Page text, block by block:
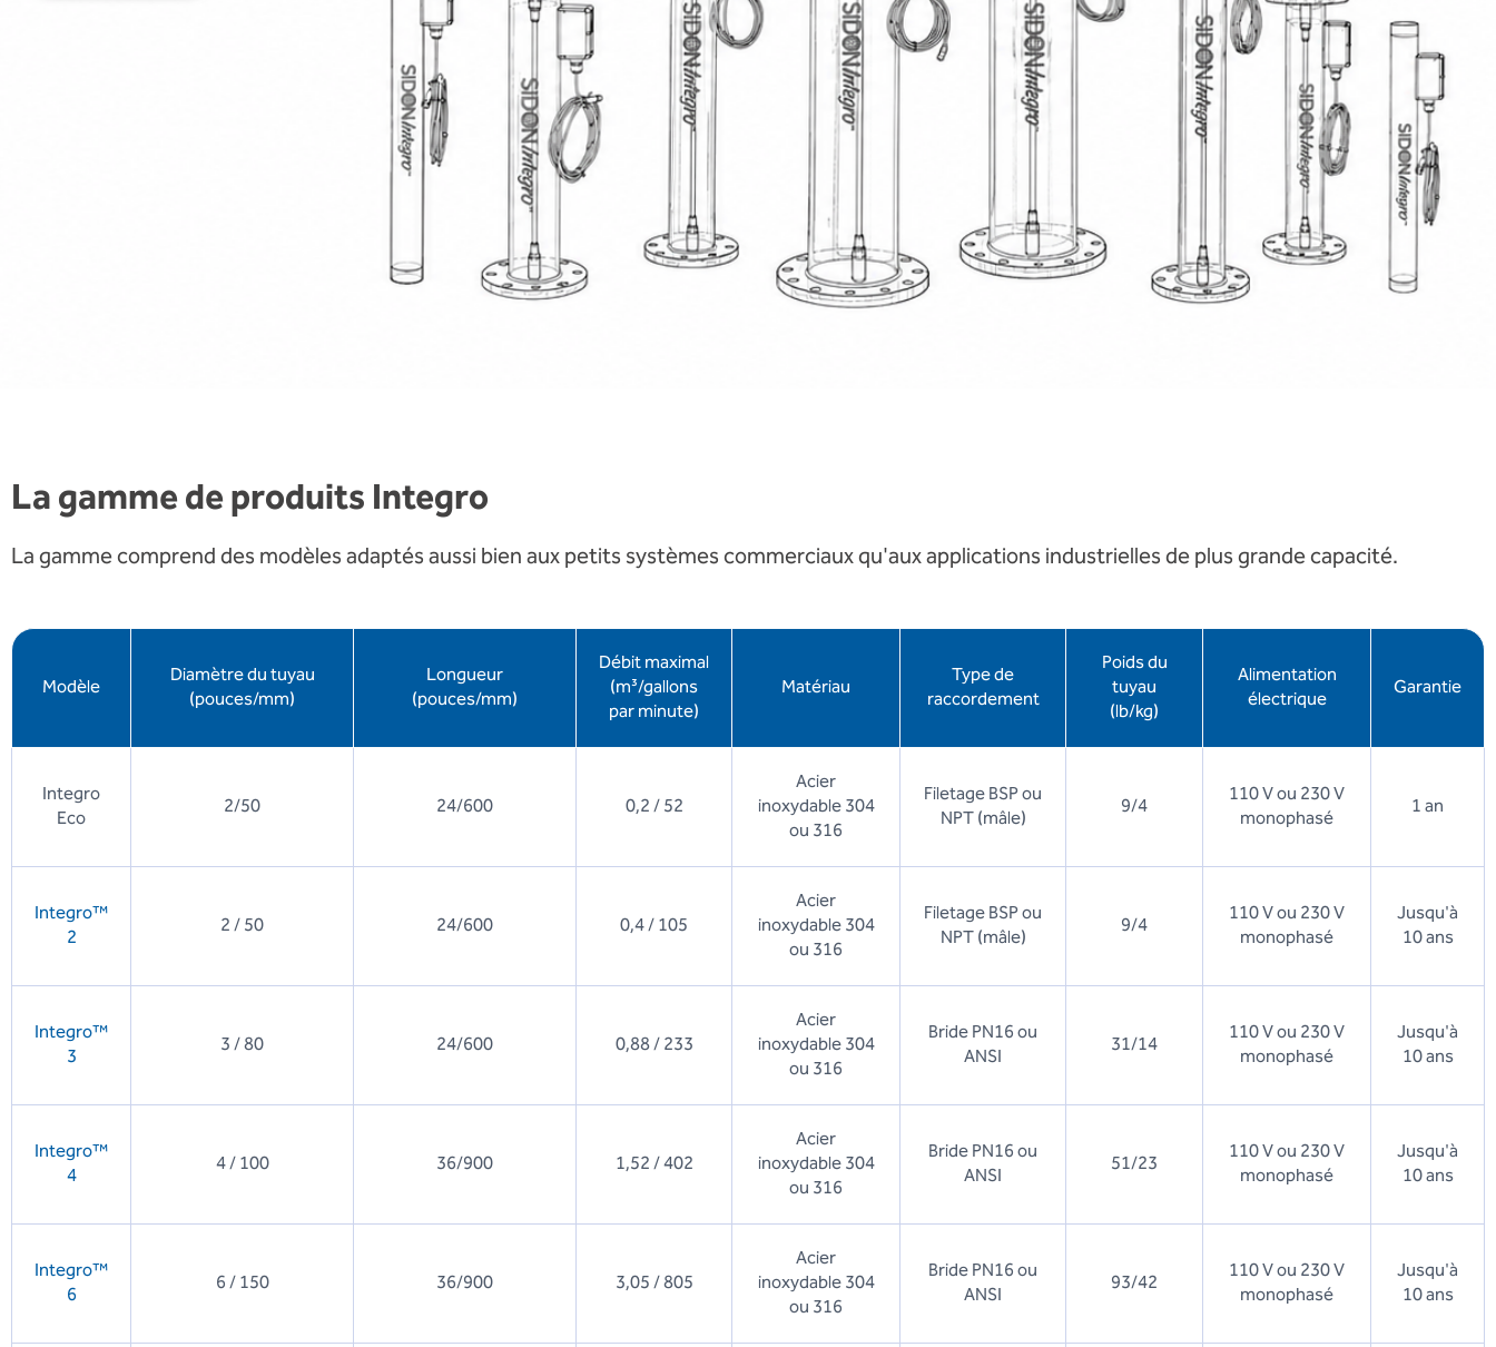
La gamme de produits Integro
La gamme comprend des modèles adaptés aussi bien aux petits systèmes commerciaux qu'aux applications industrielles de plus grande capacité.
Modèle
Diamètre du tuyau
(pouces/mm)
Longueur
(pouces/mm)
Débit maximal
(m³/gallons
par minute)
Matériau
Type de
raccordement
Poids du
tuyau
(lb/kg)
Alimentation
électrique
Garantie
Integro
Eco
2/50 24/600 0,2 / 52
Acier
inoxydable 304
ou 316
Filetage BSP ou
NPT (mâle)
9/4
110 V ou 230 V
monophasé
1 an
Integro™
2
2 / 50 24/600 0,4 / 105
Acier
inoxydable 304
ou 316
Filetage BSP ou
NPT (mâle)
9/4
110 V ou 230 V
monophasé
Jusqu'à
10 ans
Integro™
3
3 / 80 24/600 0,88 / 233
Acier
inoxydable 304
ou 316
Bride PN16 ou
ANSI
31/14
110 V ou 230 V
monophasé
Jusqu'à
10 ans
Integro™
4
4 / 100 36/900 1,52 / 402
Acier
inoxydable 304
ou 316
Bride PN16 ou
ANSI
51/23
110 V ou 230 V
monophasé
Jusqu'à
10 ans
Integro™
6
6 / 150 36/900 3,05 / 805
Acier
inoxydable 304
ou 316
Bride PN16 ou
ANSI
93/42
110 V ou 230 V
monophasé
Jusqu'à
10 ans